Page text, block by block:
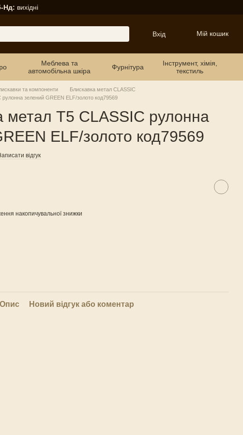
Нд: вихідні
Вхід Мій кошик
Меблева та
автомобільна шкіра
Фурнітура
Інструмент, хімія,
текстиль
та компоненти
Блискавка метал CLASSIC
зелений GREEN ELF/золото код79569
метал Т5 CLASSIC рулонна
ELF/золото код79569
відгук
накопичувальної знижки
Опис Новий відгук або коментар